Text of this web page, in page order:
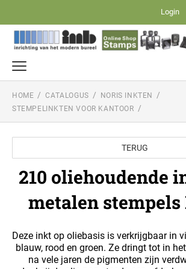
Login
Tekststempels en logostempels
Datum- en nummerstempels
TRODAT PRINTY DATUMSTEMPELS
TRODAT PRINTY DATUM-, NUMMER- EN
TEKST)
TRODAT PROFESSIONAL DATUMSTEMPELS
TRODAT TYPOMATIC PROFESSIONAL
TOEBEHOREN TYPOMATIC LIJN
Reiner stempels
REINER NUMMERSTEMPELS MET
210 oliehoudende inkt voor metalen stempels
HERI STAMP + SMART PEN
Formule-stempels
STEMPEL MET FORMULE - NEDERLANDS
HOME CATALOGUS
NORIS INKTEN
STEMPELINKTEN VOOR KANTOOR
TERUG
210 oliehoudende
metalen stempels
Deze inkt op oliebasis is verkrijgbaar in
blauw, rood en groen. Ze dringt tot in
na vele jaren de pigmenten zijn